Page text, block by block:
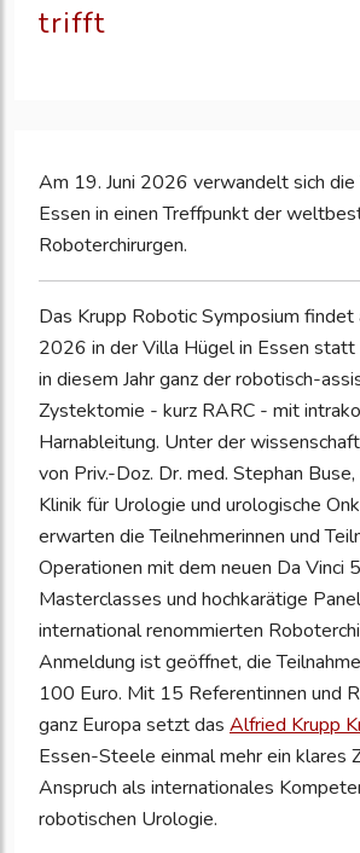
trifft
Am 19. Juni 2026 verwandelt sich die
Essen in einen Treffpunkt der
Roboterchirurgen.
Das Krupp Robotic Symposium findet
2026 in der Villa Hügel in Essen statt
in diesem Jahr ganz der robotisch-
Zystektomie - kurz RARC - mit
Harnableitung. Unter der
von Priv.-Doz. Dr. med. Stephan
Klinik für Urologie und urologische
erwarten die Teilnehmerinnen und
Operationen mit dem neuen Da Vinci
Masterclasses und hochkarätige
international renommierten
Anmeldung ist geöffnet, die
100 Euro. Mit 15 Referentinnen und
ganz Europa setzt das Alfried Krupp
Essen-Steele einmal mehr ein klares
Anspruch als internationales
robotischen Urologie.